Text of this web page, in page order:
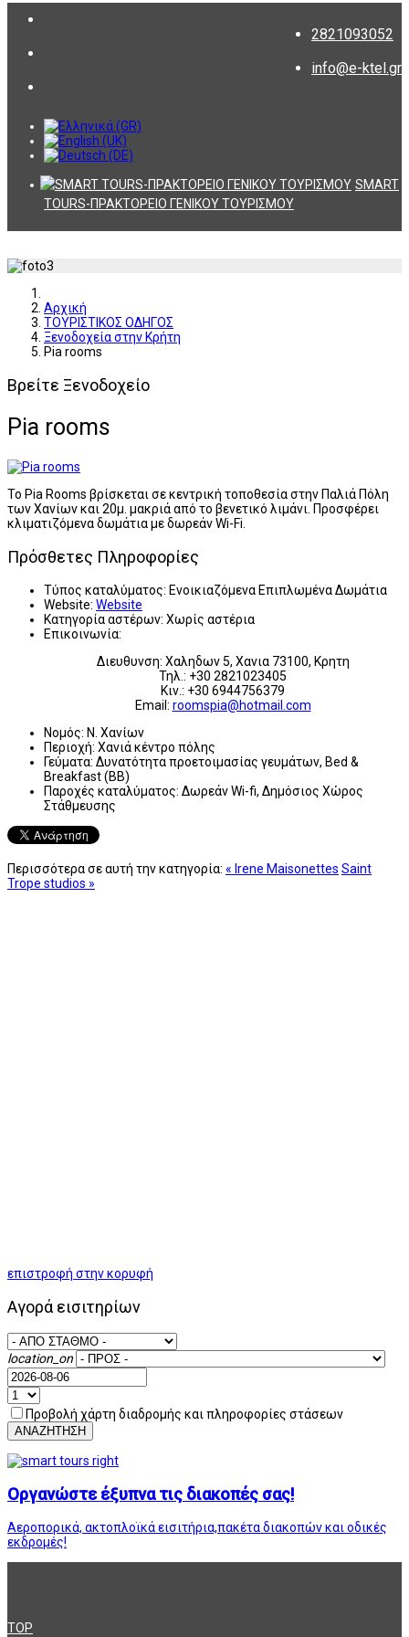
2821093052
info@e-ktel.gr
SMART
TOURS-ΠΡΑΚΤΟΡΕΙΟ ΓΕΝΙΚΟΥ ΤΟΥΡΙΣΜΟΥ
Αρχική
ΤΟΥΡΙΣΤΙΚΟΣ ΟΔΗΓΟΣ
Ξενοδοχεία στην Κρήτη
Pia rooms
Βρείτε Ξενοδοχείο
Pia rooms
Το Pia Rooms βρίσκεται σε κεντρική τοποθεσία στην Παλιά Πόλη
των Χανίων και 20μ. μακριά από το βενετικό λιμάνι. Προσφέρει
κλιματιζόμενα δωμάτια με δωρεάν Wi-Fi.
Πρόσθετες Πληροφορίες
Τύπος καταλύματος: Ενοικιαζόμενα Επιπλωμένα Δωμάτια
Website: Website
Κατηγορία αστέρων: Χωρίς αστέρια
Επικοινωνία:
Διευθυνση: Χαληδων 5, Χανια 73100, Κρητη
Τηλ.: +30 2821023405
Κιν.: +30 6944756379
Email: roomspia@hotmail.com
Νομός: Ν. Χανίων
Περιοχή: Χανιά κέντρο πόλης
Γεύματα: Δυνατότητα προετοιμασίας γευμάτων, Bed &
Breakfast (BB)
Παροχές καταλύματος: Δωρεάν Wi-fi, Δημόσιος Χώρος
Στάθμευσης
Περισσότερα σε αυτή την κατηγορία: « Irene Maisonettes Saint
Trope studios »
επιστροφή στην κορυφή
Αγορά εισιτηρίων
location_on
Προβολή χάρτη διαδρομής και πληροφορίες στάσεων
ΑΝΑΖΗΤΗΣΗ
Οργανώστε έξυπνα τις διακοπές σας!
Αεροπορικά, ακτοπλοϊκά εισιτήρια,πακέτα διακοπών και οδικές
εκδρομές!
TOP